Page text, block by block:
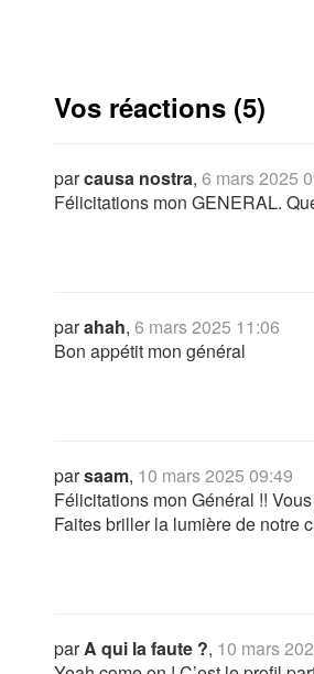
Vos réactions (5)
parcausa nostra, 6 mars 2025
Félicitations mon GENERAL.
parahah, 6 mars 2025 11:06
Bon appétit mon général
parsaam, 10 mars 2025 09:49
Félicitations mon Général !!
Faites briller la lumière de notre
parA qui la faute ?, 10 mars